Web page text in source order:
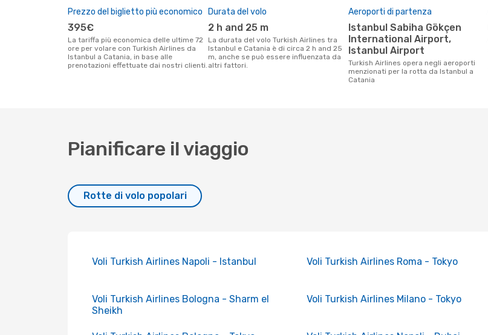
Prezzo del biglietto più economico
395€
La tariffa più economica delle ultime 72
ore per volare con Turkish Airlines da
Istanbul a Catania, in base alle
prenotazioni effettuate dai nostri clienti.
Durata del volo
2 h and 25 m
La durata del volo Turkish Airlines tra
Istanbul e Catania è di circa 2 h and 25
m, anche se può essere influenzata da
altri fattori.
Aeroporti di partenza
Istanbul Sabiha Gökçen
International Airport,
Istanbul Airport
Turkish Airlines opera negli aeroporti
menzionati per la rotta da Istanbul a
Catania
Pianificare il viaggio
Rotte di volo popolari
Voli Turkish Airlines Napoli - Istanbul Voli Turkish Airlines Roma - Tokyo
Voli Turkish Airlines Bologna - Sharm el
Sheikh
Voli Turkish Airlines Milano - Tokyo